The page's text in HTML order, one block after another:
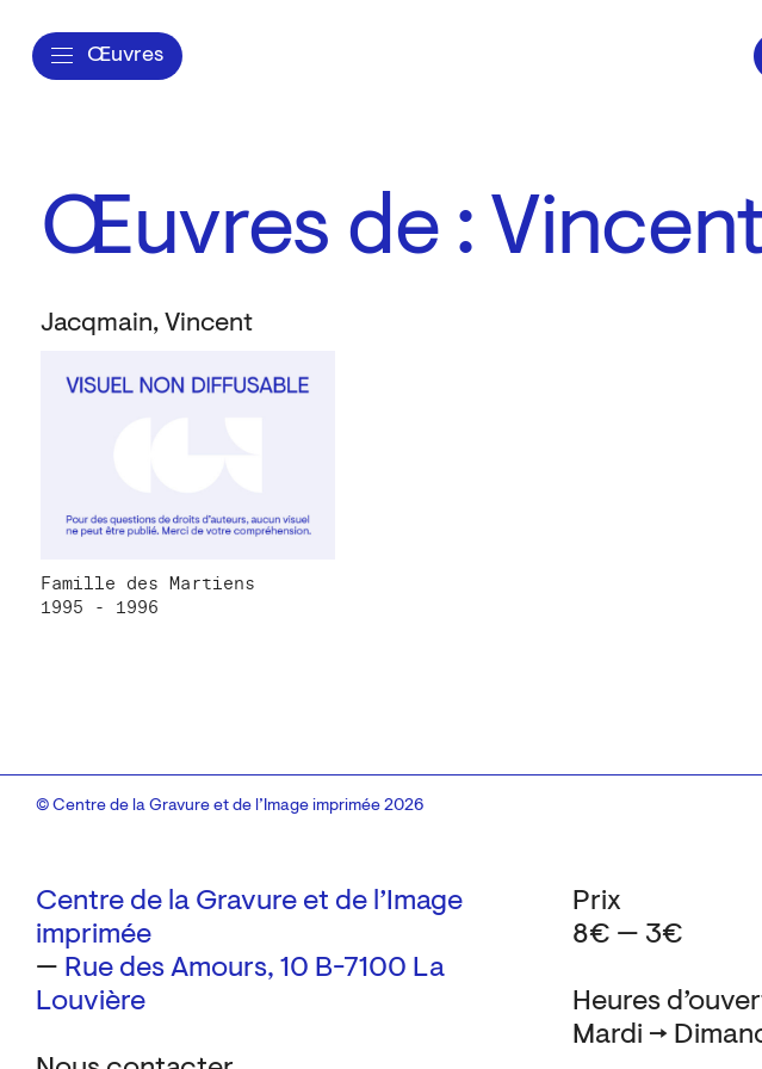
Œuvres
Œuvres de :
Jacqmain, Vincent
Famille des Martiens
1995 - 1996
Centre de la Gravure et de l’Image
imprimée
— Rue des Amours, 10 B-7100 La
Louvière
Heures
Mardi →
Prix
8€ — 3€
© Centre de la Gravure et de l’Image imprimée 2026